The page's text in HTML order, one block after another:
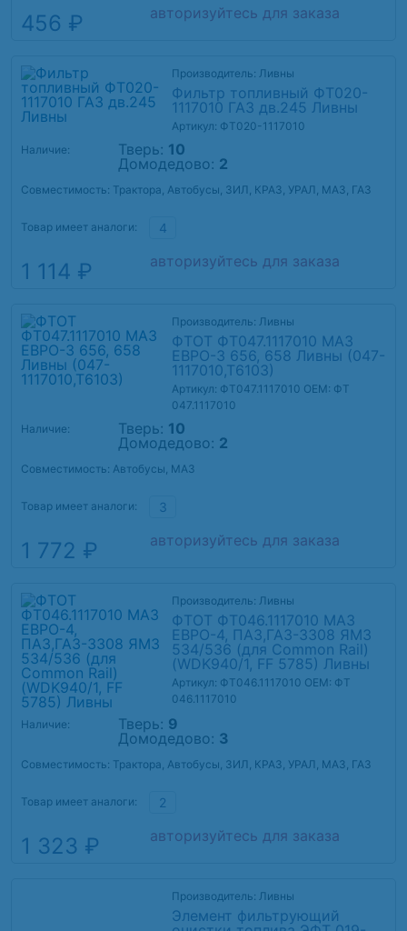
456 ₽ авторизуйтесь для заказа
Производитель: Ливны
Фильтр топливный ФТ020-
1117010 ГАЗ дв.245 Ливны
Артикул: ФТ020-1117010
Наличие:
Тверь: 10
Домодедово: 2
Совместимость: Трактора, Автобусы, ЗИЛ, КРАЗ, УРАЛ, МАЗ, ГАЗ
Товар имеет аналоги: 4
1 114 ₽ авторизуйтесь для заказа
Производитель: Ливны
ФТОТ ФТ047.1117010 МАЗ
ЕВРО-3 656, 658 Ливны (047-
1117010,Т6103)
Артикул: ФТ047.1117010 OEM: ФТ
047.1117010
Наличие:
Тверь: 10
Домодедово: 2
Совместимость: Автобусы, МАЗ
Товар имеет аналоги: 3
1 772 ₽ авторизуйтесь для заказа
Производитель: Ливны
ФТОТ ФТ046.1117010 МАЗ
ЕВРО-4, ПАЗ,ГАЗ-3308 ЯМЗ
534/536 (для Common Rail)
(WDK940/1, FF 5785) Ливны
Артикул: ФТ046.1117010 OEM: ФТ
046.1117010
Наличие:
Тверь: 9
Домодедово: 3
Совместимость: Трактора, Автобусы, ЗИЛ, КРАЗ, УРАЛ, МАЗ, ГАЗ
Товар имеет аналоги: 2
1 323 ₽ авторизуйтесь для заказа
Производитель: Ливны
Элемент фильтрующий